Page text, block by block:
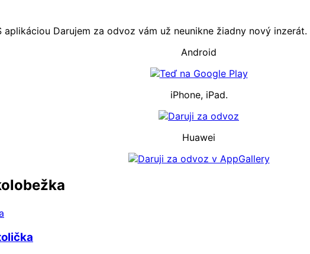
Darujem za odvoz vám už neunikne žiadny nový inzerát.
Android
iPhone, iPad.
Huawei